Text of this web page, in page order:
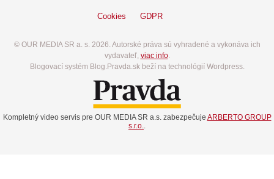
Cookies GDPR
© OUR MEDIA SR a. s. 2026. Autorské práva sú vyhradené a vykonáva ich
vydavateľ, viac info.
Blogovací systém Blog.Pravda.sk beží na technológií Wordpress.
Kompletný video servis pre OUR MEDIA SR a.s. zabezpečuje ARBERTO GROUP
s.r.o.